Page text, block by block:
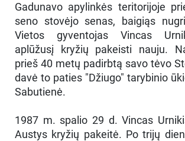
Gadunavo apylinkės teritorijoje
seno stovėjo senas, baigiąs
Vietos gyventojas Vincas
aplūžusį kryžių pakeisti nauju.
prieš 40 metų padirbtą savo tėvo
davė to paties "Džiugo" tarybinio
Sabutienė.
1987 m. spalio 29 d. Vincas
Austys kryžių pakeitė. Po trijų